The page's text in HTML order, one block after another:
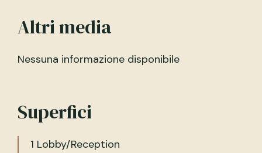
Altri media
Nessuna informazione disponibile
Superfici
1 Lobby/Reception